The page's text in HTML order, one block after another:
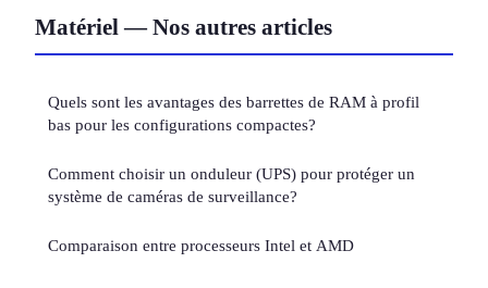
Matériel — Nos autres articles
Quels sont les avantages des barrettes de RAM à profil
bas pour les configurations compactes?
Comment choisir un onduleur (UPS) pour protéger un
système de caméras de surveillance?
Comparaison entre processeurs Intel et AMD